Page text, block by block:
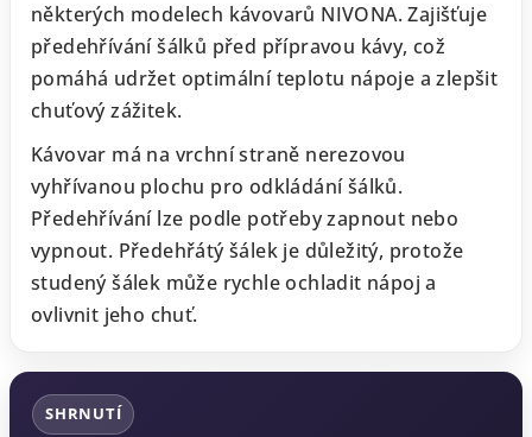
některých modelech kávovarů NIVONA. Zajišťuje
předehřívání šálků před přípravou kávy, což
pomáhá udržet optimální teplotu nápoje a zlepšit
chuťový zážitek.
Kávovar má na vrchní straně nerezovou
vyhřívanou plochu pro odkládání šálků.
Předehřívání lze podle potřeby zapnout nebo
vypnout. Předehřátý šálek je důležitý, protože
studený šálek může rychle ochladit nápoj a
ovlivnit jeho chuť.
SHRNUTÍ